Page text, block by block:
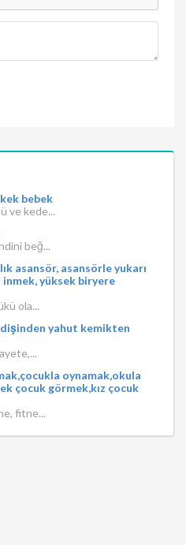
bebek
ve kede...
beğ...
asansör, asansörle yukarı
inmek, yüksek biryere
ola...
yahut kemikten
oynamak,okula
çocuk görmek,kız çocuk
fitne...